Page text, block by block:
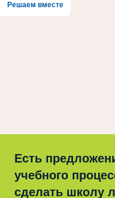
Решаем вместе
Есть
учебного
сделать школу